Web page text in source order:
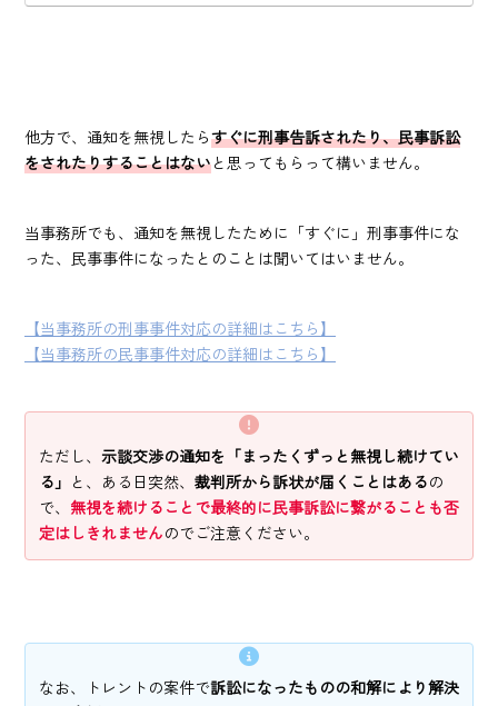
他方で、通知を無視したらすぐに刑事告訴されたり、民事訴訟
をされたりすることはないと思ってもらって構いません。
当事務所でも、通知を無視したために「すぐに」刑事事件にな
った、民事事件になったとのことは聞いてはいません。
【当事務所の刑事事件対応の詳細はこちら】
【当事務所の民事事件対応の詳細はこちら】
ただし、 示談交渉の通知を「まったくずっと無視し続けてい
る」 と、ある日突然、 裁判所から訴状が届くことはあるの
で、 無視を続けることで最終的に民事訴訟に繋がることも否
定はしきれませんのでご注意ください。
なお、トレントの案件で訴訟になったものの和解により解決